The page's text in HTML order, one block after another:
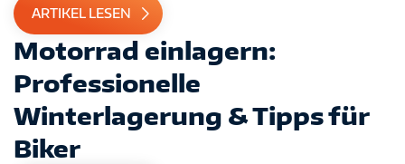
ARTIKEL LESEN
Motorrad einlagern:
Professionelle
Winterlagerung & Tipps für
Biker